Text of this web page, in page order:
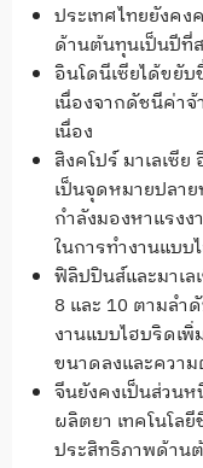
ประเทศไทยยังค
ด้านต้นทุนเป็นปี
อินโดนีเซียได้ขยั
เนื่องจากดัชนีค่า
เนื่อง
สิงคโปร์ มาเลเซีย
เป็นจุดหมายปลา
กำลังมองหาแรง
ในการทำงานแบบ
ฟิลิปปินส์และมาเ
8 และ 10 ตามลำ
งานแบบไฮบริดเ
ขนาดลงและควา
จีนยังคงเป็นส่วน
ผลิตยา เทคโนโล
ประสิทธิภาพด้าน